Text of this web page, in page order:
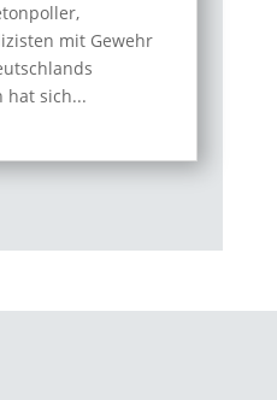
mit Gewehr
hat sich...